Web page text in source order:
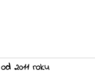
2011 roku